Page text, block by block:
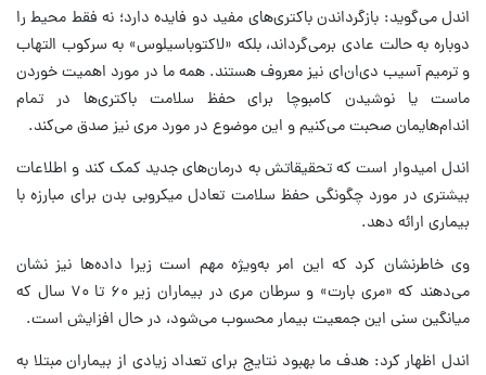
اندل می‌گوید: بازگرداندن باکتری‌های مفید دو فایده دارد؛ نه فقط محیط را
دوباره به حالت عادی برمی‌گرداند، بلکه «لاکتوباسیلوس» به سرکوب التهاب
و ترمیم آسیب دی‌ان‌ای نیز معروف هستند. همه ما در مورد اهمیت خوردن
ماست یا نوشیدن کامبوچا برای حفظ سلامت باکتری‌ها در تمام
اندام‌هایمان صحبت می‌کنیم و این موضوع در مورد مری نیز صدق می‌کند.
اندل امیدوار است که تحقیقاتش به درمان‌های جدید کمک کند و اطلاعات
بیشتری در مورد چگونگی حفظ سلامت تعادل میکروبی بدن برای مبارزه با
بیماری ارائه دهد.
وی خاطرنشان کرد که این امر به‌ویژه مهم است زیرا داده‌ها نیز نشان
می‌دهند که «مری بارت» و سرطان مری در بیماران زیر ۶۰ تا ۷۰ سال که
میانگین سنی این جمعیت بیمار محسوب می‌شود، در حال افزایش است.
اندل اظهار کرد: هدف ما بهبود نتایج برای تعداد زیادی از بیماران مبتلا به